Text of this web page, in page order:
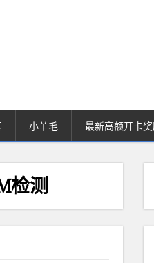
小羊毛 最新高额开卡
检测